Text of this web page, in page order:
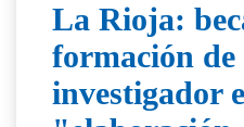
La Rioja:
formación de
investigador